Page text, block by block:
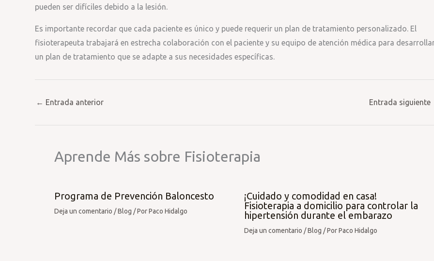
pueden ser difíciles debido a la lesión.
Es importante recordar que cada paciente es único y puede requerir un plan de tratamiento personalizado. El
fisioterapeuta trabajará en estrecha colaboración con el paciente y su equipo de atención médica para
un plan de tratamiento que se adapte a sus necesidades específicas.
← Entrada anterior Entrada siguiente
Aprende Más sobre Fisioterapia
Programa de Prevención Baloncesto
Deja un comentario /Blog / PorPaco Hidalgo
¡Cuidado y comodidad en casa!
Fisioterapia a domicilio para controlar la
hipertensión durante el embarazo
Deja un comentario /Blog / PorPaco Hidalgo